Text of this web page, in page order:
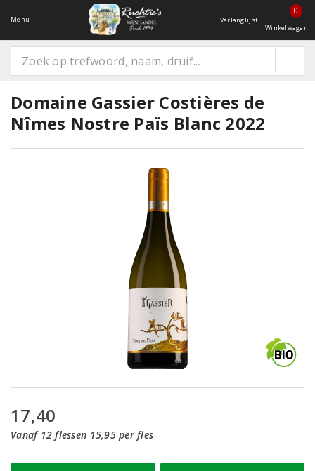
Menu Verlanglijst
0
Winkelwagen
Domaine Gassier Costières de
Nîmes Nostre Païs Blanc 2022
17,40
Vanaf 12 flessen 15,95 per fles